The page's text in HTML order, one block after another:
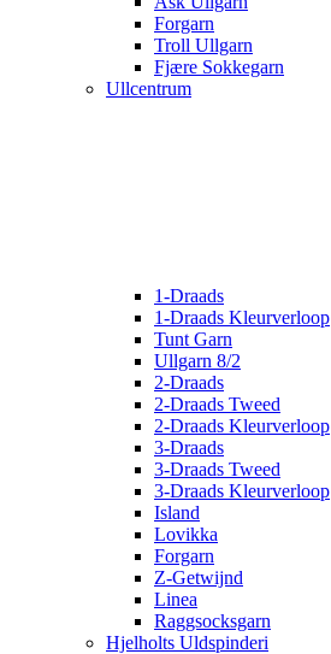
Forgarn
Troll Ullgarn
Fjære Sokkegarn
Ullcentrum
1-Draads
1-Draads Kleurverloop
Tunt Garn
Ullgarn 8/2
2-Draads
2-Draads Tweed
2-Draads Kleurverloop
3-Draads
3-Draads Tweed
3-Draads Kleurverloop
Island
Lovikka
Forgarn
Z-Getwijnd
Linea
Raggsocksgarn
Hjelholts Uldspinderi